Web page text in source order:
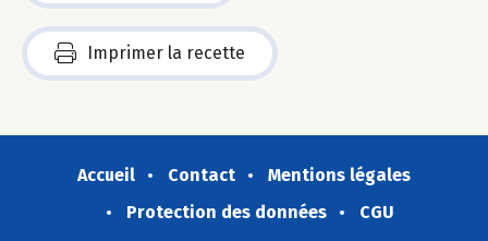
Imprimer la recette
Accueil Contact
Mentions légales
Protection des données
CGU